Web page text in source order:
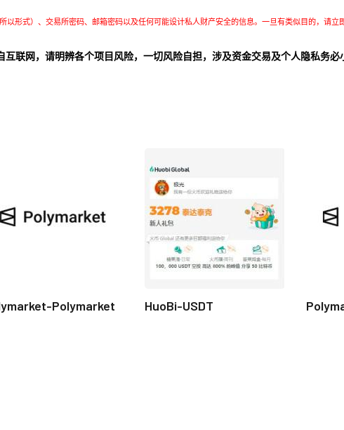
以形式）、交易所密码、邮箱密码以及任何可能设计私人财产安全的信息。一旦有类似目的，请立
互联网，请明辨各个项目风险，一切风险自担，涉及资金交易及个人隐私务必
Polymarket HuoBi-USDT